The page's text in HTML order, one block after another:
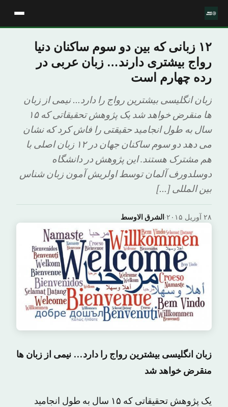
۱۲ زبانی که بین دو سوم ساکنان دنیا
رواج بیشتری دارند… زبان عربی در
رده چهارم است
زبان انگلیسی بیشترین رواج را دارد… نیمی از زبان
ها منقرض خواهد شد یک پژوهش تحقیقاتی که ۱۵
سال به طول انجامید حقیقتی را فاش کرد که نشان
می دهد دو سوم ساکنان جهان در ۱۲ زبان اصلی با
هم مشترک هستند. این پژوهش در دانشگاه
دوسلدورف آلمان توسط اولریش آمون زبان شناس
بین المللی […]
الشرق الاوسط· ۲۸ آوریل ۲۰۱۵
زبان انگلیسی بیشترین رواج را دارد… نیمی از زبان ها
منقرض خواهد شد
یک پژوهش تحقیقاتی که ۱۵ سال به طول انجامید